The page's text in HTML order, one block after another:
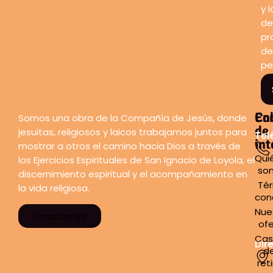
y
de
Somos una obra de la Compañía de Jesús, donde
jesuitas, religiosos y laicos trabajamos juntos para
mostrar a otros el camino hacia Dios a través de
los Ejercicios Espirituales de San Ignacio de Loyola, el
discernimiento espiritual y el acompañamiento en
la vida religiosa.
de